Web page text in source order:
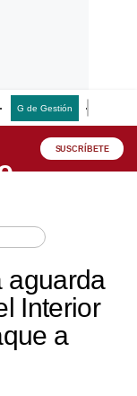
G de Gestión
SUSCRÍBETE
aguarda
Interior
a